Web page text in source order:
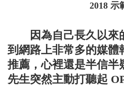
2018 示
因為自己長久以來
到網路上非常多的媒體
推薦，心裡還是半信半
先生突然主動打聽起